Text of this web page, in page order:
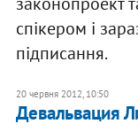
спікером і
підписання.
20 червня 2012, 10:50
Девальвация